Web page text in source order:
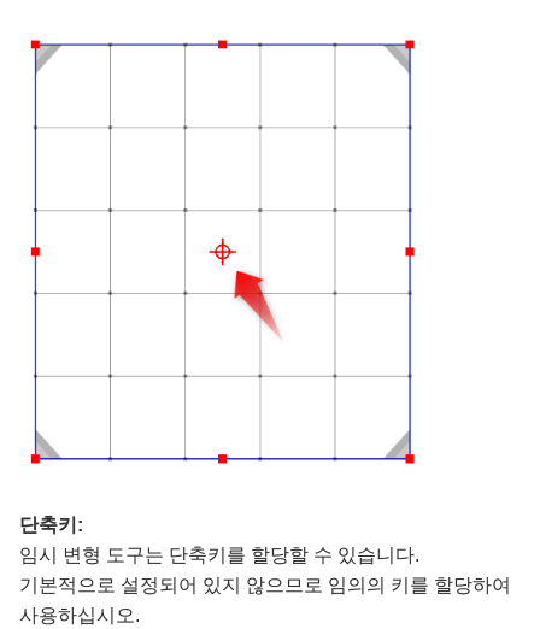
단축키:
임시 변형 도구는 단축키를 할당할 수 있습니다.
기본적으로 설정되어 있지 않으므로 임의의 키를 할당하여
사용하십시오.